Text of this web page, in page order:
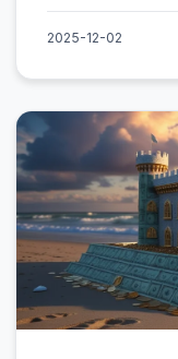
2025-12-02